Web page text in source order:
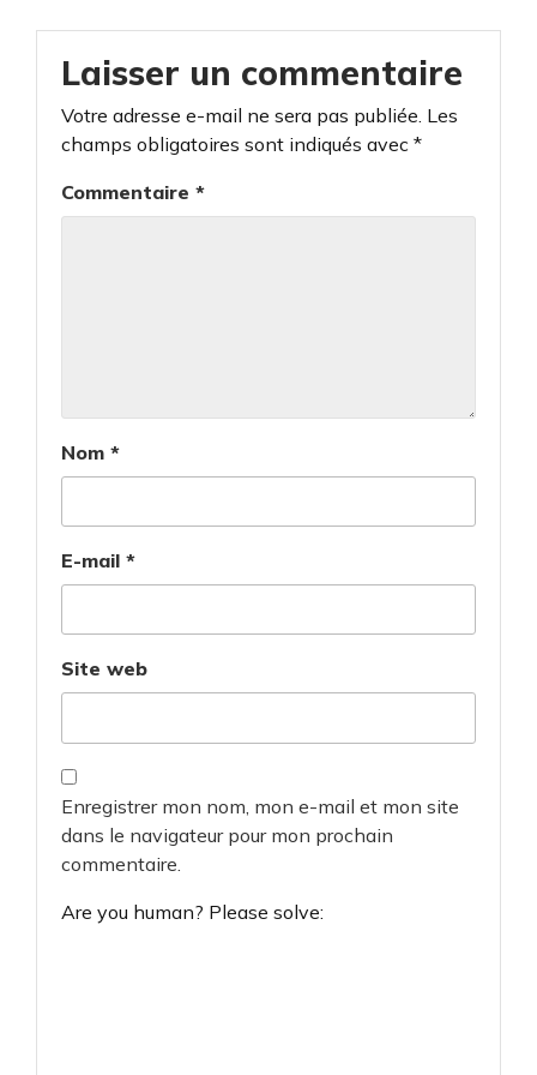
Laisser un commentaire
Votre adresse e-mail ne sera pas publiée. Les
champs obligatoires sont indiqués avec *
Commentaire *
Nom *
E-mail *
Site web
Enregistrer mon nom, mon e-mail et mon site
dans le navigateur pour mon prochain
commentaire.
Are you human? Please solve: